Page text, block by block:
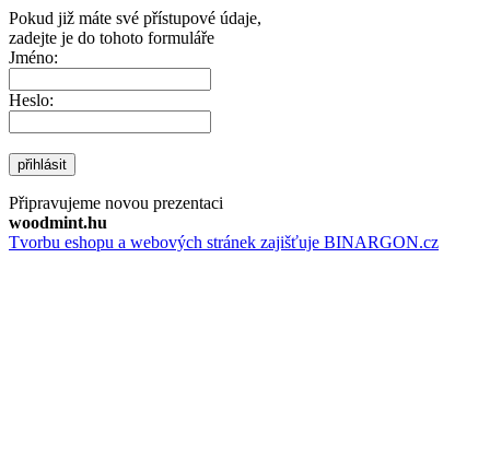
Pokud již máte své přístupové údaje,
zadejte je do tohoto formuláře
Jméno:
Heslo:
přihlásit
Připravujeme novou prezentaci
woodmint.hu
Tvorbu eshopu a webových stránek zajišťuje BINARGON.cz